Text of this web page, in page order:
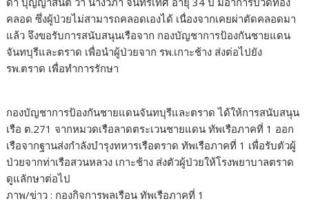
คลอด​ ซึ่งผู้ป่วยไม่สามารถคลอดเองได้ เนื่องจากเคยผ่าตัดคลอดมา
แล้ว​ จึงขอรับการสนับสนุนเรือจาก กองบัญชาการป้องกันชายแดน
จันทบุรีและตราด เพื่อนำผู้ป่วยจาก รพ.เกาะช้าง ส่งต่อไปยัง
รพ.ตราด เพื่อทำการรักษา
กองบัญชาการป้องกันชายแดนจันทบุรีและตราด ได้ให้การสนับสนุน
เรือ ต.271 จากหมวดเรือลาดตระเวนชายแดน ทัพเรือภาคที่ 1 ออก
เรือจากฐานส่งกำลังบำรุงทหารเรือตราด ทัพเรือภาคที่ 1 เพื่อรับตัวผู้
ป่วยจากท่าเรือสวนหลวง เกาะช้าง ส่งตัวผู้ป่วยให้โรงพยาบาลตราด
ดูแลักษาต่อไป
ภาพ/ข่าว : กองกิจการพลเรือน ทัพเรือภาคที่ 1